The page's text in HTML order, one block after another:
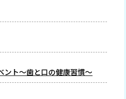
ント～歯と口の健康習慣～